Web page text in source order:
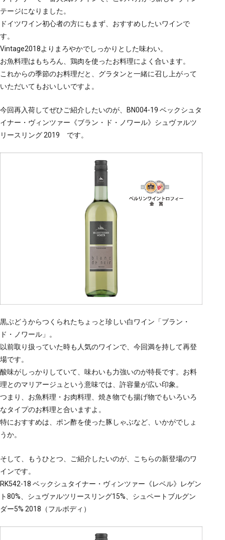
テージになりました。
ドイツワイン初心者の方にもまず、おすすめしたいワインで
す。
Vintage2018よりまろやかでしっかりとした味わい。
お魚料理はもちろん、鶏肉を使ったお料理によく合います。
これからの季節のお料理だと、グラタンと一緒に召し上がって
いただいてもおいしいですよ。
今回再入荷してぜひご紹介したいのが、BN004-19 ベックシュタ
イナー・ヴィンツァー《ブラン・ド・ノワール》シュヴァルツ
リースリング 2019 です。
黒ぶどうからつくられたちょっと珍しい白ワイン「ブラン・
ド・ノワール」。
以前取り扱っていた時も人気のワインで、今回満を持して再登
場です。
酸味がしっかりしていて、味わいも力強いのが特長です。お料
理とのマリアージュという意味では、許容量が広い印象。
つまり、お魚料理・お肉料理、焼き物でも揚げ物でもいろいろ
なタイプのお料理と合いますよ。
特におすすめは、ポン酢を使った豚しゃぶなど、いかがでしょ
うか。
そして、もうひとつ、ご紹介したいのが、こちらの新登場のワ
インです。
RK542-18 ベックシュタイナー・ヴィンツァー《レベル》レゲン
ト80%、シュヴァルツリースリング15%、シュペートブルグン
ダー5% 2018（フルボディ）